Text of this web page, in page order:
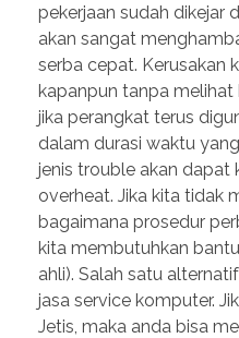
pekerjaan sudah dikejar
akan sangat
serba cepat. Kerusakan
kapanpun tanpa melihat
jika perangkat terus
dalam durasi waktu
jenis trouble akan dapat
overheat. Jika kita tidak
bagaimana prosedur
kita membutuhkan
ahli). Salah satu
jasa service komputer.
Jetis, maka anda bisa